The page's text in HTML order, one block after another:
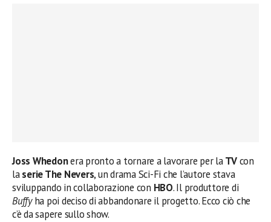
Joss Whedonera pronto a tornare a lavorare per laTVcon
laserie The Nevers, un drama Sci-Fi che l’autore stava
sviluppando in collaborazione con HBO. Il produttore di
Buffyha poi deciso di abbandonare il progetto. Ecco ciò che
c’è da sapere sullo show.